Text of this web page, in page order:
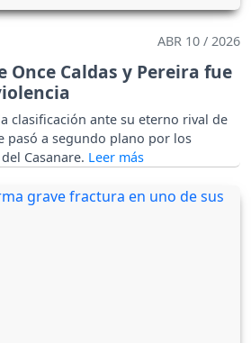
ABR 10 / 2026
Once Caldas y Pereira fue
clasificación ante su eterno rival de
pasó a segundo plano por los
Casanare.